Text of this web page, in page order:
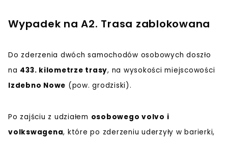
Wypadek na A2. Trasa zablokowana
Do zderzenia dwóch samochodów osobowych doszło
na 433. kilometrze trasy, na wysokości miejscowości
Izdebno Nowe (pow. grodziski).
Po zajściu z udziałem osobowego volvo i
volkswagena, które po zderzeniu uderzyły w barierki,